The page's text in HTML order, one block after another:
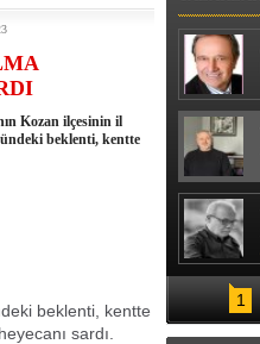
Kozan ilçesinin il
beklenti, kentte
beklenti, kentte
sardı.
1